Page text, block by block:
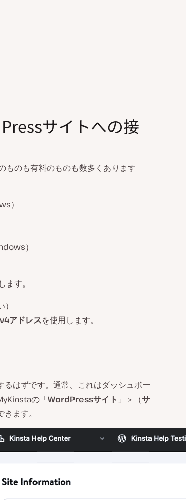
サイトへの接
ものも有料のものも数多くあります
）
）
す。
アドレスを使用します。
はずです。通常、これはダッシュボー
の「WordPressサイト 」＞（サ
ます。